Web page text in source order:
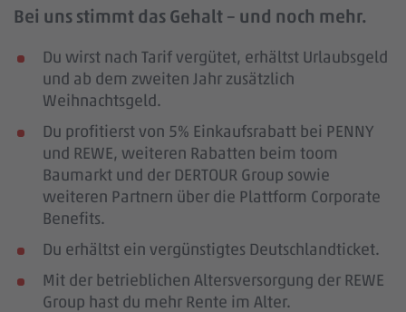
Bei uns stimmt das Gehalt – und noch mehr.
Du wirst nach Tarif vergütet, erhältst Urlaubsgeld
und ab dem zweiten Jahr zusätzlich
Weihnachtsgeld.
Du profitierst von 5% Einkaufsrabatt bei PENNY
und REWE, weiteren Rabatten beim toom
Baumarkt und der DERTOUR Group sowie
weiteren Partnern über die Plattform Corporate
Benefits.
Du erhältst ein vergünstigtes Deutschlandticket.
Mit der betrieblichen Altersversorgung der REWE
Group hast du mehr Rente im Alter.